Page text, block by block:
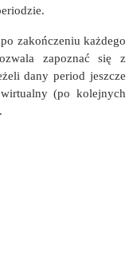
zakończeniu każdego
zapoznać się z
dany period jeszcze
(po kolejnych